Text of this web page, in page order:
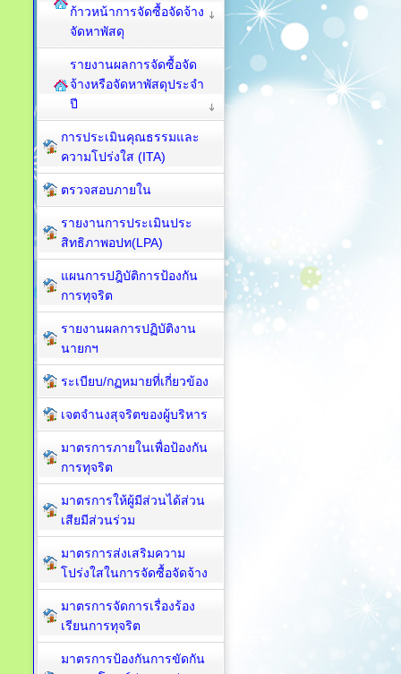
ก้าวหน้าการจัดซื้อจัดจ้าง
จัดหาพัสดุ
รายงานผลการจัดซื้อจัด
จ้างหรือจัดหาพัสดุประจำ
ปี
การประเมินคุณธรรมและ
ความโปร่งใส (ITA)
ตรวจสอบภายใน
รายงานการประเมินประ
สิทธิภาพอปท(LPA)
แผนการปฎิบัติการป้องกัน
การทุจริต
รายงานผลการปฏิบัติงาน
นายกฯ
ระเบียบ/กฏหมายที่เกี่ยวข้อง
เจตจำนงสุจริตของผู้บริหาร
มาตรการภายในเพื่อป้องกัน
การทุจริต​
มาตรการให้ผู้มีส่วนได้ส่วน
เสียมีส่วนร่วม
มาตรการส่งเสริมความ
โปร่งใสในการจัดซื้อจัดจ้าง
มาตรการจัดการเรื่องร้อง
เรียนการทุจริต
มาตรการป้องกันการขัดกัน